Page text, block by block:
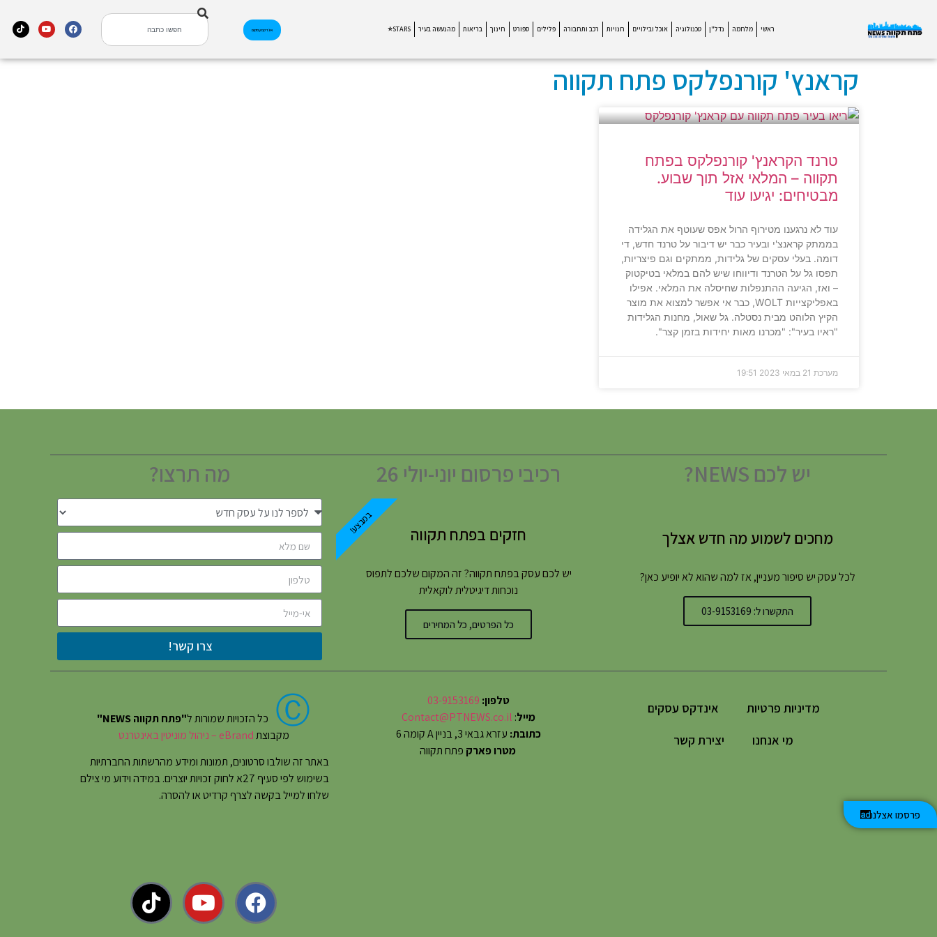
ראשי מלחמה נדל"ן טכנולוגיה אוכל ובילויים חנויות רכב ותחבורה פלילים ספורט חינוך בריאות מהנעשה בעיר STARS⭐ אינדקס עסקים
קראנץ' קורנפלקס פתח תקווה
טרנד הקראנץ' קורנפלקס בפתח
תקווה – המלאי אזל תוך שבוע.
מבטיחים: יגיעו עוד
עוד לא נרגענו מטירוף הרול אפס שעוטף את הגלידה
בממתק קראנצ'י ובעיר כבר יש דיבור על טרנד חדש, די
דומה. בעלי עסקים של גלידות, ממתקים וגם פיצריות,
תפסו גל על הטרנד ודיווחו שיש להם במלאי בטיקטוק
– ואז, הגיעה ההתנפלות שחיסלה את המלאי. אפילו
באפליקצייות WOLT, כבר אי אפשר למצוא את מוצר
הקיץ הלוהט מבית נסטלה. גל שאול, מחנות הגלידות
"ראיו בעיר": "מכרנו מאות יחידות בזמן קצר".
מערכת 21 במאי 2023 19:51
פרסמו אצלנו
יש לכם NEWS?
מחכים לשמוע מה חדש אצלך
לכל עסק יש סיפור מעניין, אז למה שהוא לא יופיע כאן?
התקשרו ל: 03-9153169
רכיבי פרסום יוני-יולי 26
חזקים בפתח תקווה
יש לכם עסק בפתח תקווה? זה המקום שלכם לתפוס
נוכחות דיגיטלית לוקאלית
כל הפרטים, כל המחירים
במבצע!
מה תרצו?
צרו קשר!
מדיניות פרטיות
אינדקס עסקים
מי אנחנו
יצירת קשר
טלפון: 03-9153169
מייל:
Contact@PTNEWS.co.il
כתובת: עזרא גבאי 3, בניין A קומה 6
מטרו פארק פתח תקווה
Ⓒ כל הזכויות שמורות ל"פתח תקווה NEWS"
מקבוצתeBrand – ניהול מוניטין באינטרנט
באתר זה שולבו סרטונים, תמונות ומידע מהרשתות החברתיות
בשימוש לפי סעיף 27א לחוק זכויות יוצרים. במידה וידוע מי צילם
שלחו למייל בקשה לצרף קרדיט או להסרה.